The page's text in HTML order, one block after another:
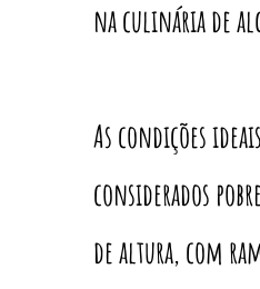
na culinária de
As condições
considerados
de altura, com